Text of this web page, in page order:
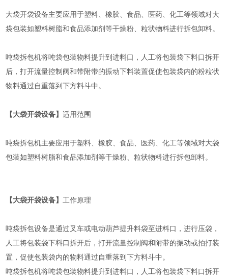
大袋开袋设备主要应用于塑料、橡胶、食品、医药、化工等领域对大
袋包装如塑料树脂和食品添加剂等干燥粉、粒状物料进行拆包卸料。
吨袋拆包机将吨袋包装物料提升到进料口，人工将包装袋下料口拆开
后，打开流量控制阀和带附带的振动下料装置促使包装袋内的粉粒状
物料通过自重落到下方料斗中。
【大袋开袋设备】适用范围
吨袋拆包机主要应用于塑料、橡胶、食品、医药、化工等领域对大袋
包装如塑料树脂和食品添加剂等干燥粉、粒状物料进行拆包卸料。
【大袋开袋设备】 工作原理
吨袋拆包设备是通过叉车或电动葫芦提升料袋至进料口，进行压袋，
人工将包装袋下料口拆开后，打开流量控制阀和附带的振动或拍打装
置，促使包装袋内的物料通过自重落到下方料斗中。
吨袋拆包机将吨袋包装物料提升到进料口，人工将包装袋下料口拆开